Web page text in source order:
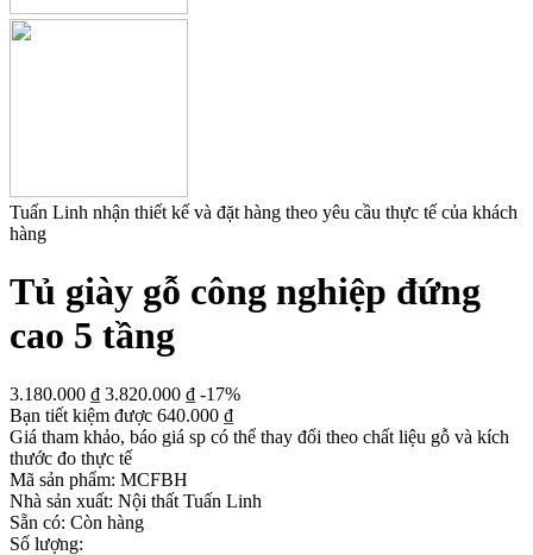
Tuấn Linh nhận thiết kế và đặt hàng theo yêu cầu thực tế của khách
hàng
Tủ giày gỗ công nghiệp đứng
cao 5 tầng
3.180.000 ₫ 3.820.000 ₫ -17%
Bạn tiết kiệm được 640.000 ₫
Giá tham khảo, báo giá sp có thể thay đổi theo chất liệu gỗ và kích
thước đo thực tế
Mã sản phẩm: MCFBH
Nhà sản xuất: Nội thất Tuấn Linh
Sẵn có: Còn hàng
Số lượng: